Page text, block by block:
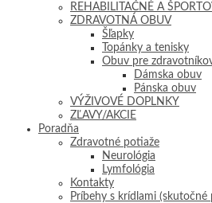
REHABILITAČNÉ A
ZDRAVOTNÁ OBUV
Šľapky
Topánky a tenisky
Obuv pre
Dámska obuv
Pánska obuv
VÝŽIVOVÉ DOPLNKY
ZĽAVY/AKCIE
Poradňa
Zdravotné potiaže
Neurológia
Lymfológia
Kontakty
Príbehy s krídlami (skutočné